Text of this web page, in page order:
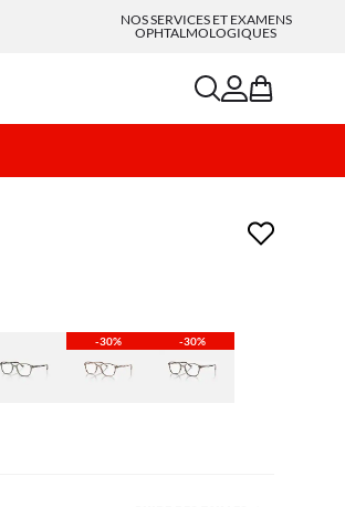
NOS SERVICES ET EXAMENS
OPHTALMOLOGIQUES
searchaccount
bag
de souhaits
-30% -30%